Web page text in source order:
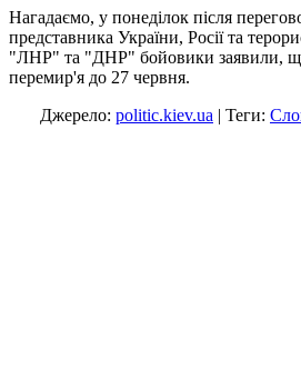
Нагадаємо, у понеділок після
представника України, Росії та
"ЛНР" та "ДНР" бойовики заявили,
перемир'я до 27 червня.
Джерело: politic.kiev.ua | Теги: